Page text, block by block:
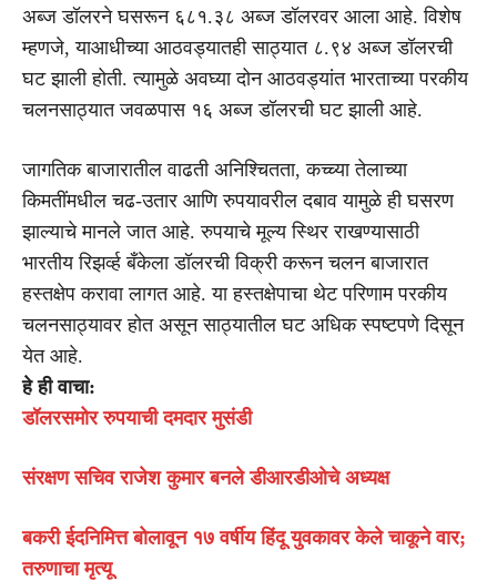
अब्ज डॉलरने घसरून ६८१.३८ अब्ज डॉलरवर आला आहे. विशेष
म्हणजे, याआधीच्या आठवड्यातही साठ्यात ८.९४ अब्ज डॉलरची
घट झाली होती. त्यामुळे अवघ्या दोन आठवड्यांत भारताच्या परकीय
चलनसाठ्यात जवळपास १६ अब्ज डॉलरची घट झाली आहे.
जागतिक बाजारातील वाढती अनिश्चितता, कच्च्या तेलाच्या
किमतींमधील चढ-उतार आणि रुपयावरील दबाव यामुळे ही घसरण
झाल्याचे मानले जात आहे. रुपयाचे मूल्य स्थिर राखण्यासाठी
भारतीय रिझर्व्ह बँकेला डॉलरची विक्री करून चलन बाजारात
हस्तक्षेप करावा लागत आहे. या हस्तक्षेपाचा थेट परिणाम परकीय
चलनसाठ्यावर होत असून साठ्यातील घट अधिक स्पष्टपणे दिसून
येत आहे.
हे ही वाचा:
डॉलरसमोर रुपयाची दमदार मुसंडी
संरक्षण सचिव राजेश कुमार बनले डीआरडीओचे अध्यक्ष
बकरी ईदनिमित्त बोलावून १७ वर्षीय हिंदू युवकावर केले चाकूने वार;
तरुणाचा मृत्यू